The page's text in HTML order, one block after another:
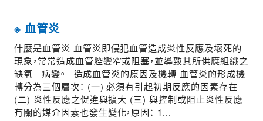
※ 血管炎
什麼是血管炎 血管炎即侵犯血管造成炎性反應及壞死的
現象，常常造成血管腔變窄或阻塞，並導致其所供應組織之
缺氧 病變。 造成血管炎的原因及機轉 血管炎的形成機
轉分為三個層次： (一) 必須有引起初期反應的因素存在
(二) 炎性反應之促進與擴大 (三) 與控制或阻止炎性反應
有關的媒介因素也發生變化，原因： 1...